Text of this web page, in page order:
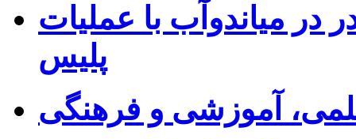
در میاندوآب با عملیات
پلیس
علمی، آموزشی و فرهنگی